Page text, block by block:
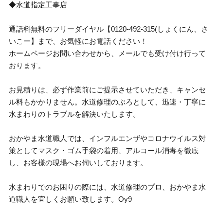
◆水道指定工事店
通話料無料のフリーダイヤル【0120-492-315(しょくにん、さ
いこー】まで、お気軽にお電話ください！
ホームページお問い合わせから、メールでも受け付け行って
おります。
お見積りは、必ず作業前にご提示させていただき、キャンセ
ル料もかかりません。水道修理のぷろとして、迅速・丁寧に
水まわりのトラブルを解決いたします。
おかやま水道職人では、インフルエンザやコロナウイルス対
策としてマスク・ゴム手袋の着用、アルコール消毒を徹底
し、お客様の現場へお伺いしております。
水まわりでのお困りの際には、水道修理のプロ、おかやま水
道職人を宜しくお願い致します。Oy9